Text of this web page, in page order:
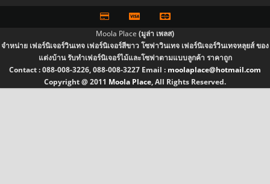
Moola Place (มูล่า เพลส)
จำหน่าย เฟอร์นิเจอร์วินเทจ เฟอร์นิเจอร์สีขาว โซฟาวินเทจ เฟอร์นิเจอร์วินเทจหลุยส์ ของ
แต่งบ้าน รับทำเฟอร์นิเจอร์ไม้และโซฟาตามแบบลูกค้า ราคาถูก
Contact :088-008-3226, 088-008-3227 Email : moolaplace@hotmail.com
Copyright @ 2011 Moola Place, All Rights Reserved.